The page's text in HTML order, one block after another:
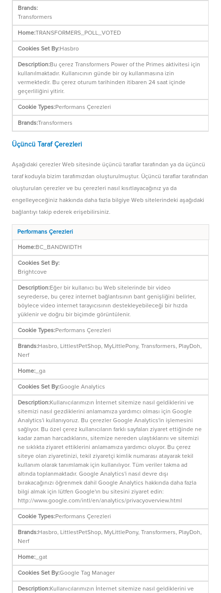
Transformers
TRANSFORMERS_POLL_VOTED
Hasbro
Bu çerez Transformers Power of the Primes aktivitesi için
kullanılmaktadır. Kullanıcının günde bir oy kullanmasına izin
vermektedir. Bu çerez oturum tarihinden itibaren 24 saat içinde
geçerliliğini yitirir.
Performans Çerezleri
Transformers
Üçüncü Taraf Çerezleri
Aşağıdaki çerezler Web sitesinde üçüncü taraflar tarafından ya da üçüncü
taraf koduyla bizim tarafımızdan oluşturulmuştur. Üçüncü taraflar tarafından
oluşturulan çerezler ve bu çerezleri nasıl kısıtlayacağınız ya da
engelleyeceğiniz hakkında daha fazla bilgiye Web sitelerindeki aşağıdaki
bağlantıyı takip ederek erişebilirsiniz.
Performans Çerezleri
BC_BANDWIDTH
Brightcove
Eğer bir kullanıcı bu Web sitelerinde bir video
seyrederse, bu çerez internet bağlantısının bant genişliğini belirler,
böylece video internet tarayıcısının destekleyebileceği bir hızda
yüklenir ve doğru bir biçimde görüntülenir.
Performans Çerezleri
Hasbro, LittlestPetShop, MyLittlePony, Transformers, PlayDoh,
Nerf
_ga
Google Analytics
Kullanıcılarımızın İnternet sitemize nasıl geldiklerini ve
sitemizi nasıl gezdiklerini anlamamıza yardımcı olması için Google
Analytics'i kullanıyoruz. Bu çerezler Google Analytics'in işlemesini
sağlıyor. Bu özel çerez kullanıcıların farklı sayfaları ziyaret ettiğinde ne
kadar zaman harcadıklarını, sitemize nereden ulaştıklarını ve sitemizi
ne sıklıkta ziyaret ettiklerini anlamamıza yardımcı oluyor. Bu çerez
siteye olan ziyaretinizi, tekil ziyaretçi kimlik numarası atayarak tekil
kullanım olarak tanımlamak için kullanılıyor. Tüm veriler takma ad
altında toplanmaktadır. Google Analytics'i nasıl devre dışı
bırakacağınızı öğrenmek dahil Google Analytics hakkında daha fazla
bilgi almak için lütfen Google'ın bu sitesini ziyaret edin:
http://www.google.com/intl/en/analytics/privacyoverview.html
Performans Çerezleri
Hasbro, LittlestPetShop, MyLittlePony, Transformers, PlayDoh,
Nerf
_gat
Google Tag Manager
Kullanıcılarımızın İnternet sitemize nasıl geldiklerini ve